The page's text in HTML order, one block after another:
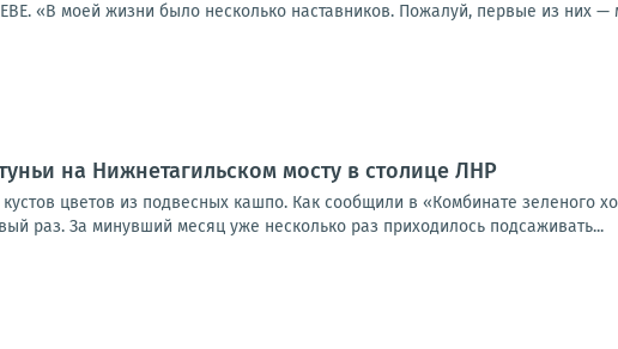
«В моей жизни было несколько наставников. Пожалуй, первые из них —
на Нижнетагильском мосту в столице ЛНР
цветов из подвесных кашпо. Как сообщили в «Комбинате зеленого
раз. За минувший месяц уже несколько раз приходилось подсаживать...